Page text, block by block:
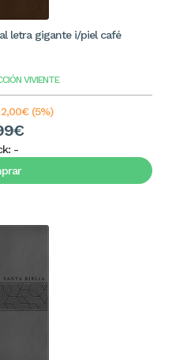
letra gigante i/piel café
VIVIENTE
2,00€ (5%)
-